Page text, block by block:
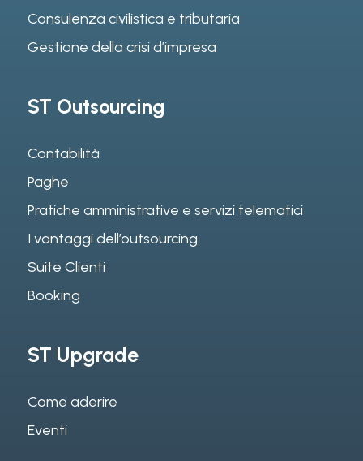
Consulenza civilistica e tributaria
Gestione della crisi d’impresa
ST Outsourcing
Contabilità
Paghe
Pratiche amministrative e servizi telematici
I vantaggi dell’outsourcing
Suite Clienti
Booking
ST Upgrade
Come aderire
Eventi